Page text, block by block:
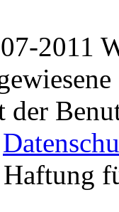
2011